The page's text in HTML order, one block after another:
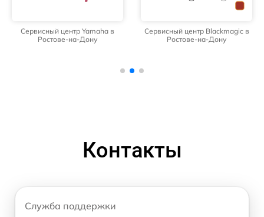
Сервисный центр Yamaha в
Ростове-на-Дону
Сервисный центр Blackmagic в
Ростове-на-Дону
Контакты
Служба поддержки